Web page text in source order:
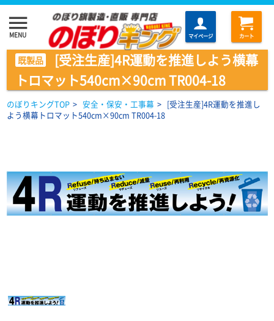
menu
MENU マイページ カート
既製品
[受注生産]4R運動を推進しよう横幕
トロマット540cm×90cm TR004-18
のぼりキングTOP > 安全・保安・工事幕 > [受注生産]4R運動を推進し
よう横幕トロマット540cm×90cm TR004-18